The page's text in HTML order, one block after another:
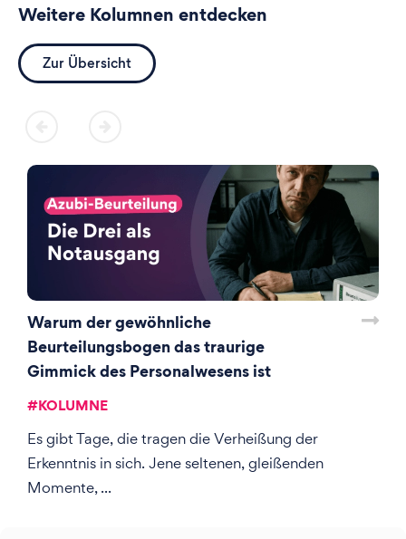
Weitere Kolumnen entdecken
Zur Übersicht
Warum der gewöhnliche
Beurteilungsbogen das traurige
Gimmick des Personalwesens ist
#KOLUMNE
Es gibt Tage, die tragen die Verheißung der
Erkenntnis in sich. Jene seltenen, gleißenden
Momente, ...